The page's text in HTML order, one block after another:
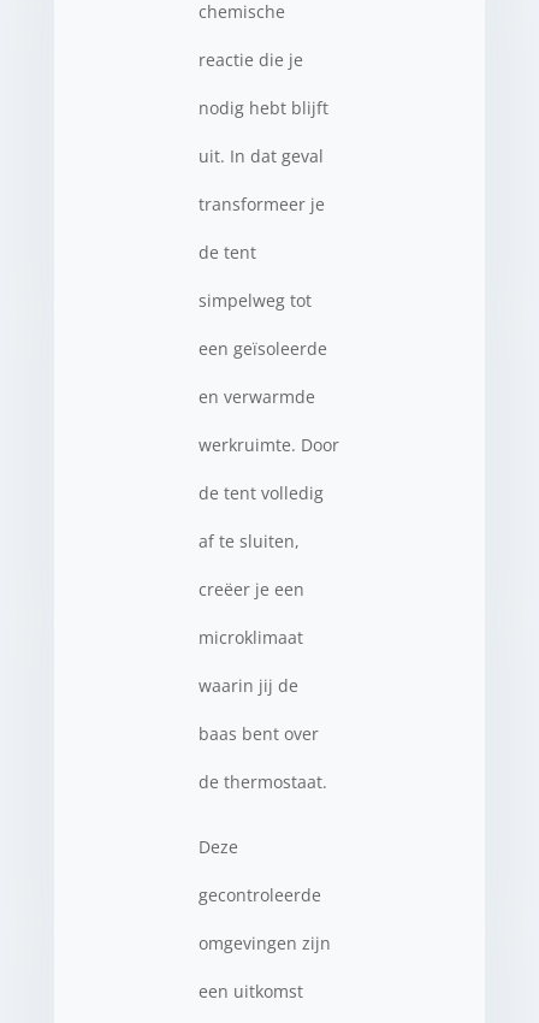
chemische
reactie die je
nodig hebt blijft
uit. In dat geval
transformeer je
de tent
simpelweg tot
een geïsoleerde
en verwarmde
werkruimte. Door
de tent volledig
af te sluiten,
creëer je een
microklimaat
waarin jij de
baas bent over
de thermostaat.
Deze
gecontroleerde
omgevingen zijn
een uitkomst